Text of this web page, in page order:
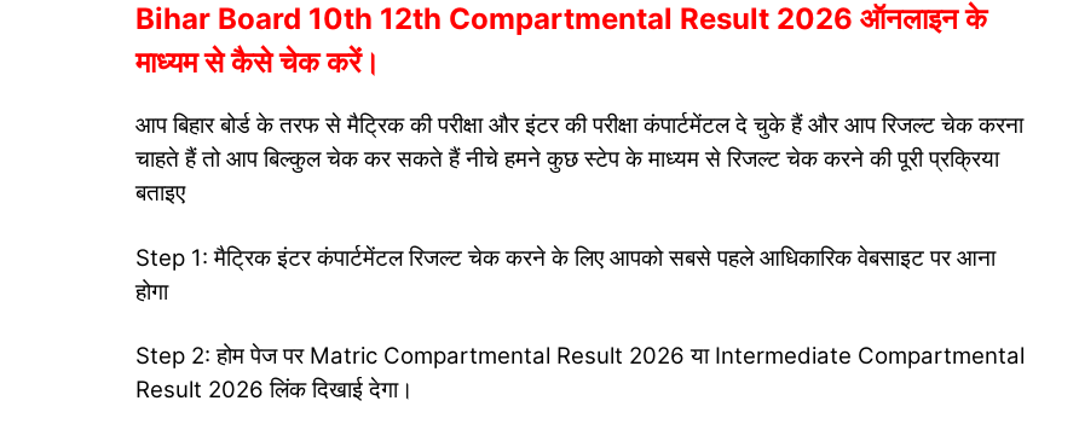
Bihar Board 10th 12th Compartmental Result 2026 ऑनलाइन के
माध्यम से कैसे चेक करें।
आप बिहार बोर्ड के तरफ से मैट्रिक की परीक्षा और इंटर की परीक्षा कंपार्टमेंटल दे चुके हैं और आप रिजल्ट चेक करना
चाहते हैं तो आप बिल्कुल चेक कर सकते हैं नीचे हमने कुछ स्टेप के माध्यम से रिजल्ट चेक करने की पूरी प्रक्रिया
बताइए
Step 1: मैट्रिक इंटर कंपार्टमेंटल रिजल्ट चेक करने के लिए आपको सबसे पहले आधिकारिक वेबसाइट पर आना
होगा
Step 2: होम पेज पर Matric Compartmental Result 2026 या Intermediate Compartmental
Result 2026 लिंक दिखाई देगा।